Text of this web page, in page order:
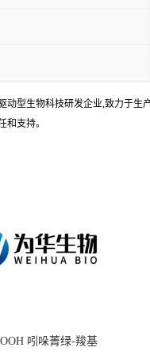
动型生物科技研发企业,致力于
和支持。
吲哚菁绿-羧基